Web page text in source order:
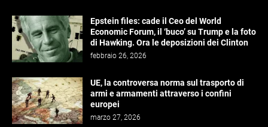
Epstein files: cade il Ceo del World
Economic Forum, il ‘buco’ su Trump e la foto
di Hawking. Ora le deposizioni dei Clinton
febbraio 26, 2026
UE, la controversa norma sul trasporto di
armi e armamenti attraverso i confini
europei
marzo 27, 2026